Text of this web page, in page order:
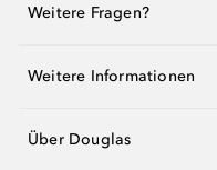
Weitere Fragen?
Weitere Informationen
Über Douglas